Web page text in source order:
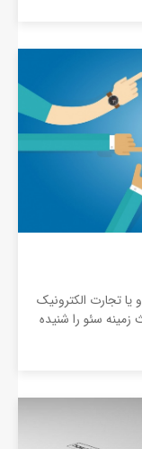
تجارت الکترونیک
زمینه سئو را شنیده